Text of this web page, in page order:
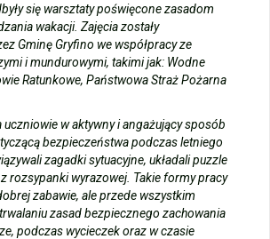
się warsztaty poświęcone zasadom
wakacji. Zajęcia zostały
Gminę Gryfino we współpracy ze
i mundurowymi, takimi jak: Wodne
Ratunkowe, Państwowa Straż Pożarna
w aktywny i angażujący sposób
bezpieczeństwa podczas letniego
zagadki sytuacyjne, układali puzzle
rozsypanki wyrazowej. Takie formy pracy
zabawie, ale przede wszystkim
zasad bezpiecznego zachowania
podczas wycieczek oraz w czasie